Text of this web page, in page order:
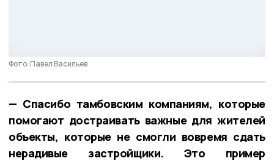
Фото: Павел Васильев
— Спасибо тамбовским компаниям, которые
помогают достраивать важные для жителей
объекты, которые не смогли вовремя сдать
нерадивые застройщики. Это пример